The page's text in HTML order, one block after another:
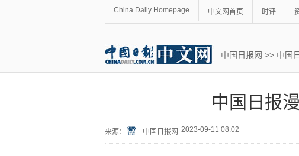
China Daily Homepage 中文网首页 时评
中国日报网 >> 中国
中国日报
来源： 中国日报网 2023-09-11 08:02